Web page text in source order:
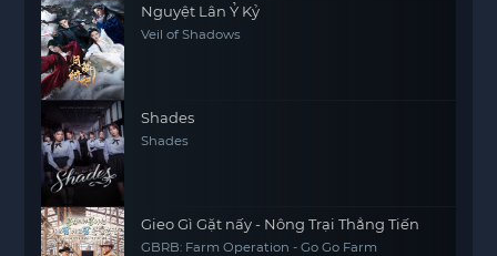
Nguyệt Lân Ỷ Kỷ
Veil of Shadows
Shades
Shades
Gieo Gì Gặt nấy - Nông Trại Thẳng Tiến
GBRB: Farm Operation - Go Go Farm